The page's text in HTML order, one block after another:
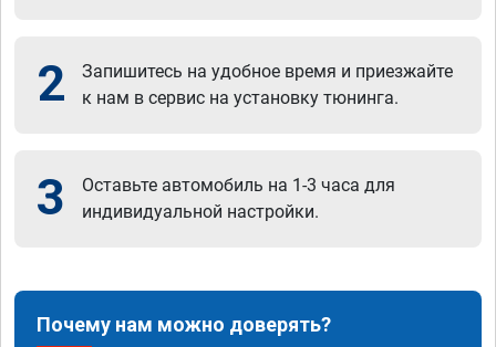
2
Запишитесь на удобное время и приезжайте
к нам в сервис на установку тюнинга.
3
Оставьте автомобиль на 1-3 часа для
индивидуальной настройки.
Почему нам можно доверять?